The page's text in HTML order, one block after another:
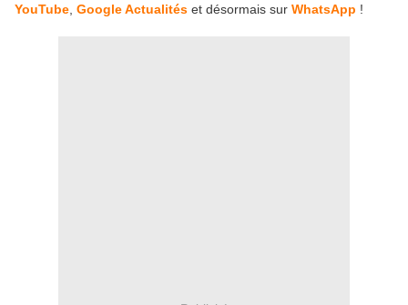
YouTube Google Actualités et désormais sur WhatsApp !